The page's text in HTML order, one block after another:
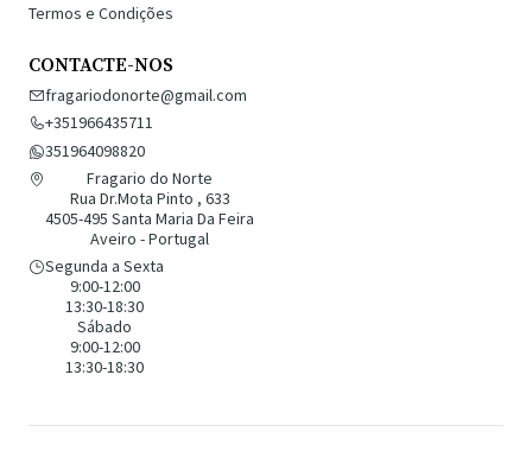
Termos e Condições
CONTACTE-NOS
fragariodonorte@gmail.com
+351966435711
351964098820
Fragario do Norte
Rua Dr.Mota Pinto , 633
4505-495 Santa Maria Da Feira
Aveiro - Portugal
Segunda a Sexta
9:00-12:00
13:30-18:30
Sábado
9:00-12:00
13:30-18:30